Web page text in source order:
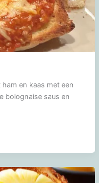
en kaas met een
bolognaise saus en